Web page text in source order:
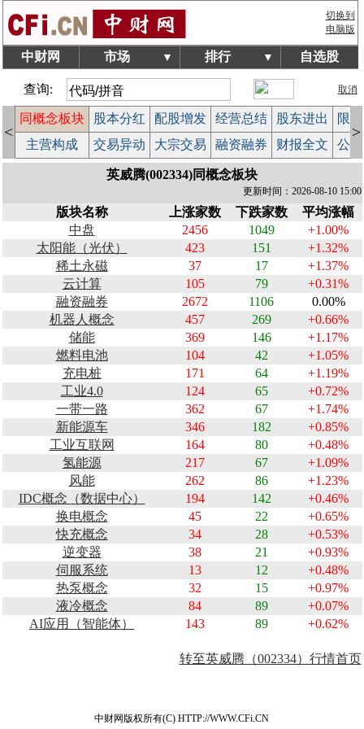
切换到
电脑版
中财网 市场 ▼ 排行 ▼ 自选股
查询: 取消
<
同概念板块 股本分红 配股增发 经营总结 股东进出
限
主营构成 交易异动 大宗交易 融资融券 财报全文 公
>
英威腾(002334)同概念板块
更新时间：2026-08-10 15:00
版块名称 上涨家数 下跌家数
平均涨幅
中盘
2456 1049
+1.00%
太阳能（光伏）
423 151
+1.32%
稀土永磁
37 17
+1.37%
云计算
105 79
+0.31%
融资融券
2672 1106
0.00%
机器人概念
457 269
+0.66%
储能
369 146
+1.17%
燃料电池
104 42
+1.05%
充电桩
171 64
+1.19%
工业4.0
124 65
+0.72%
一带一路
362 67
+1.74%
新能源车
346 182
+0.85%
工业互联网
164 80
+0.48%
氢能源
217 67
+1.09%
风能
262 86
+1.23%
IDC概念（数据中心）
194 142
+0.46%
换电概念
45 22
+0.65%
快充概念
34 28
+0.53%
逆变器
38 21
+0.93%
伺服系统
13 12
+0.48%
热泵概念
32 15
+0.97%
液冷概念
84 89
+0.07%
AI应用（智能体）
143 89 +0.62%
转至英威腾（002334）行情首页
中财网版权所有(C) HTTP://WWW.CFi.CN